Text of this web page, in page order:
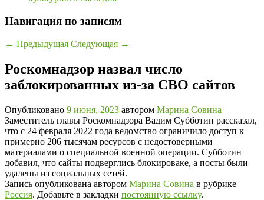
Навигация по записям
← Предыдущая Следующая →
Роскомнадзор назвал число
заблокированных из-за СВО сайтов
Опубликовано 9 июня, 2023 автором Марина Совина
Заместитель главы Роскомнадзора Вадим Субботин рассказал,
что с 24 февраля 2022 года ведомство ограничило доступ к
примерно 206 тысячам ресурсов с недостоверными
материалами о специальной военной операции. Субботин
добавил, что сайты подверглись блокироваке, а посты были
удалены из социальных сетей.
Запись опубликована автором Марина Совина в рубрике
Россия. Добавьте в закладки постоянную ссылку.